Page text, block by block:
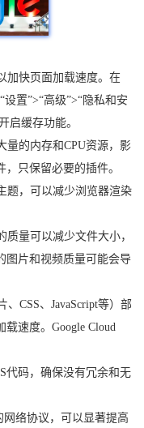
加快页面加载速度。在
置”>“高级”>“隐私和安
启缓存功能。
量的内存和CPU资源，影
只保留必要的插件。
题，可以减少浏览器渲染
量可以减少文件大小，
图片和视频质量可能会导
CSS、JavaScript等）部
速度。Google Cloud
代码，确保没有冗余和无
网络协议，可以显著提高